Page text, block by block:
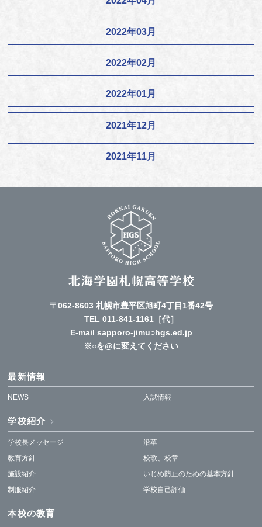
2022年03月
2022年02月
2022年01月
2021年12月
2021年11月
〒062-8603 札幌市豊平区旭町4丁目1番42号
TEL 011-841-1161 ［代］
E-mail sapporo-jimu○hgs.ed.jp
※○を@に変えてください
最新情報
NEWS 入試情報
学校紹介
学校長メッセージ
教育方針
施設紹介
制服紹介
沿革
校歌、校章
いじめ防止のための基本方針
学校自己評価
本校の教育